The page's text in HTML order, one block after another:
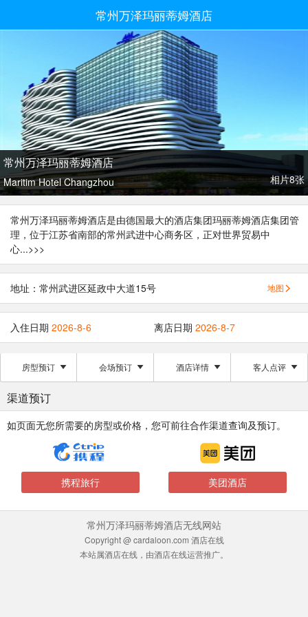
常州万泽玛丽蒂姆酒店
常州万泽玛丽蒂姆酒店
Maritim Hotel Changzhou 相片8张
常州万泽玛丽蒂姆酒店是由德国最大的酒店集团玛丽蒂姆酒店集团管
理，位于江苏省南部的常州武进中心商务区，正对世界贸易中
心...>>>
地址：常州武进区延政中大道15号 地图
入住日期 2026-8-6 离店日期 2026-8-7
房型预订 会场预订 酒店详情 客人点评
渠道预订
如页面无您所需要的房型或价格，您可前往合作渠道查询及预订。
携程旅行 美团酒店
常州万泽玛丽蒂姆酒店无线网站
Copyright @ cardaloon.com 酒店在线
本站属酒店在线，由酒店在线运营推广。